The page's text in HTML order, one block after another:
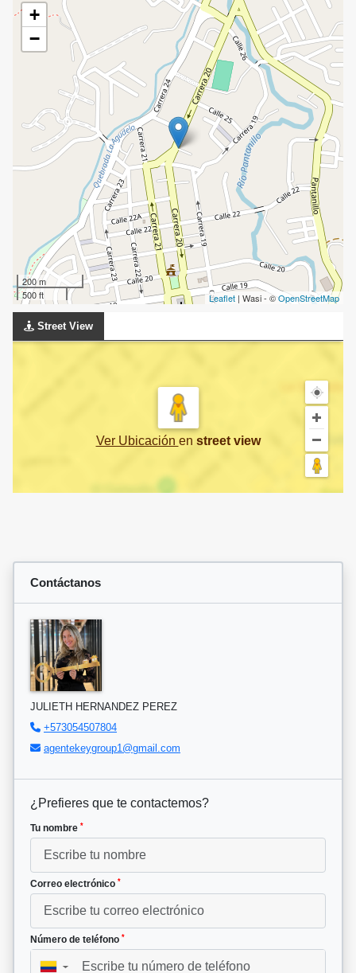
+
−
200 m
500 ft
Leaflet | Wasi - ©OpenStreetMap
Street View
Ver Ubicación en street view
Contáctanos
JULIETH HERNANDEZ PEREZ
+573054507804
agentekeygroup1@gmail.com
¿Prefieres que te contactemos?
Tu nombre *
Correo electrónico *
Número de teléfono *
▼